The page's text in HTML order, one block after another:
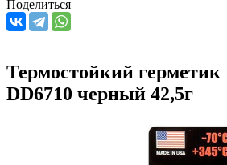
Поделиться
Термостойкий герметик
DD6710 черный 42,5г